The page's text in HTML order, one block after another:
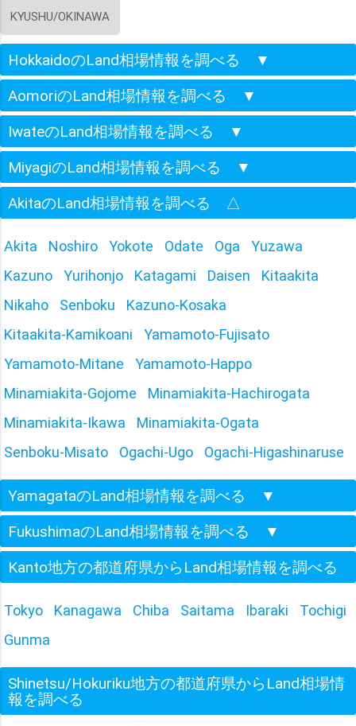
KYUSHU/OKINAWA
HokkaidoのLand相場情報を調べる ▼
AomoriのLand相場情報を調べる ▼
IwateのLand相場情報を調べる ▼
MiyagiのLand相場情報を調べる ▼
AkitaのLand相場情報を調べる △
Akita Noshiro Yokote Odate Oga
Yuzawa
Kazuno
Yurihonjo Katagami Daisen
Kitaakita
Nikaho
Senboku
Kazuno-Kosaka
Kitaakita-Kamikoani
Yamamoto-Fujisato
Yamamoto-Mitane
Yamamoto-Happo
Minamiakita-Gojome
Minamiakita-Hachirogata
Minamiakita-Ikawa
Minamiakita-Ogata
Senboku-Misato
Ogachi-Ugo Ogachi-Higashinaruse
YamagataのLand相場情報を調べる ▼
FukushimaのLand相場情報を調べる ▼
Kanto地方の都道府県からLand相場情報を調べる
Tokyo Kanagawa Chiba Saitama Ibaraki
Tochigi
Gunma
Shinetsu/Hokuriku地方の都道府県からLand相場情
報を調べる